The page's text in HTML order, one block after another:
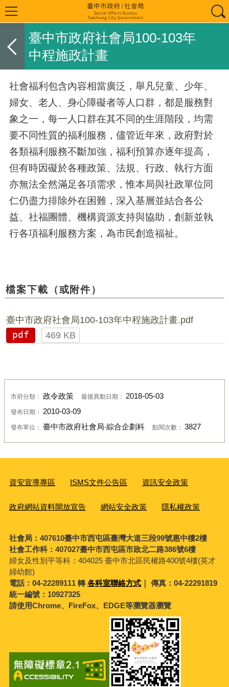
臺中市政府社會局100-103年
中程施政計畫
社會福利包含內容相當廣泛，舉凡兒童、少年、
婦女、老人、身心障礙者等人口群，都是服務對
象之一，每一人口群在其不同的生涯階段，均需
要不同性質的福利服務，儘管近年來，政府對於
各類福利服務不斷加強，福利預算亦逐年提高，
但有時因礙於各種政策、法規、行政、執行方面
亦無法全然滿足各項需求，惟本局與社政單位同
仁仍盡力排除外在困難，深入基層並結合各公
益、社福團體、機構資源支持與協助，創新並執
行各項福利服務方案，為市民創造福祉。
檔案下載（或附件）
臺中市政府社會局100-103年中程施政計畫.pdf
pdf
469 KB
市府分類： 政令政策 最後異動日期： 2018-05-03
發布日期： 2010-03-09
發布單位： 臺中市政府社會局‧綜合企劃科 點閱次數： 3827
資安宣導專區 ISMS文件公告區 資訊安全政策
政府網站資料開放宣告 網站安全政策 隱私權政策
社會局：407610臺中市西屯區臺灣大道三段99號惠中樓2樓
社會工作科：407027臺中市西屯區市政北二路386號6樓
婦女及性別平等科： 404025 臺中市北區民權路400號4樓(英才
婦幼館)
電話：04-22289111 轉各科室聯絡方式｜ 傳真：04-22291819
統一編號：10927325
請使用Chrome、FireFox、EDGE等瀏覽器瀏覽